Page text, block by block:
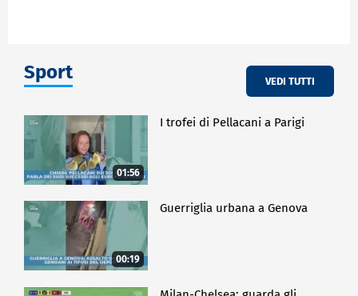
Sport VEDI TUTTI
01:56
I trofei di Pellacani a Parigi
00:19
Guerriglia urbana a Genova